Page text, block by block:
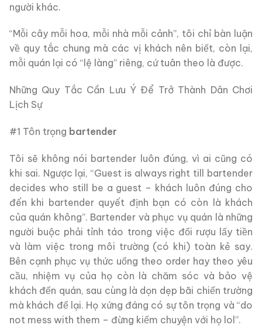
người khác.
“Mỗi cây mỗi hoa, mỗi nhà mỗi cảnh”, tôi chỉ bàn luận
về quy tắc chung mà các vị khách nên biết, còn lại,
mỗi quán lại có “lệ làng” riêng, cứ tuân theo là được.
Những Quy Tắc Cần Lưu Ý Để Trở Thành Dân Chơi
Lịch Sự
#1 Tôn trọng bartender
Tôi sẽ không nói bartender luôn đúng, vì ai cũng có
khi sai. Ngược lại, “Guest is always right till bartender
decides who still be a guest – khách luôn đúng cho
đến khi bartender quyết định bạn có còn là khách
của quán không”. Bartender và phục vụ quán là những
người buộc phải tỉnh táo trong việc đổi rượu lấy tiền
và làm việc trong môi trường (có khi) toàn kẻ say.
Bên cạnh phục vụ thức uống theo order hay theo yêu
cầu, nhiệm vụ của họ còn là chăm sóc và bảo vệ
khách đến quán, sau cùng là dọn dẹp bãi chiến trường
mà khách để lại. Họ xứng đáng có sự tôn trọng và “do
not mess with them – đừng kiếm chuyện với họ lol”.